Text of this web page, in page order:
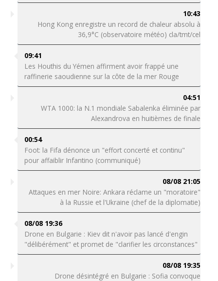
10:43
Hong Kong enregistre un record de chaleur absolu à
36,9°C (observatoire météo) cla/tmt/cel
09:41
Les Houthis du Yémen affirment avoir frappé une
raffinerie saoudienne sur la côte de la mer Rouge
04:51
WTA 1000: la N.1 mondiale Sabalenka éliminée par
Alexandrova en huitièmes de finale
00:54
Foot: la Fifa dénonce un "effort concerté et continu"
pour affaiblir Infantino (communiqué)
08/08 21:05
Attaques en mer Noire: Ankara réclame un "moratoire"
à la Russie et l'Ukraine (chef de la diplomatie)
08/08 19:36
Drone en Bulgarie : Kiev dit n'avoir pas lancé d'engin
"délibérément" et promet de "clarifier les circonstances"
08/08 19:35
Drone désintégré en Bulgarie : Sofia convoque